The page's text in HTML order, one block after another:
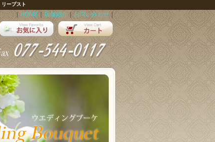
ープスト
｜ HOME｜ 店舗紹介 ｜お問い合わせ｜